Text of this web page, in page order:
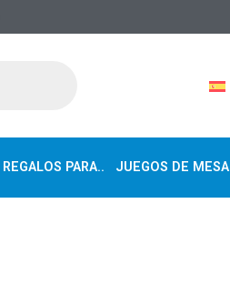
REGALOS PARA.. JUEGOS DE MESA